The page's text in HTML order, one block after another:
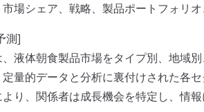
場シェア、戦略、製品ポートフォリ
測]
液体朝食製品市場をタイプ別、地域
量的データと分析に裏付けされた各
り、関係者は成長機会を特定し、情